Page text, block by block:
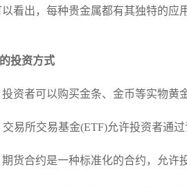
以看出，每种贵金属都有其独特的
投资方式
资者可以购买金条、金币等实物黄
交易所交易基金(ETF)允许投资者通
货合约是一种标准化的合约，允许